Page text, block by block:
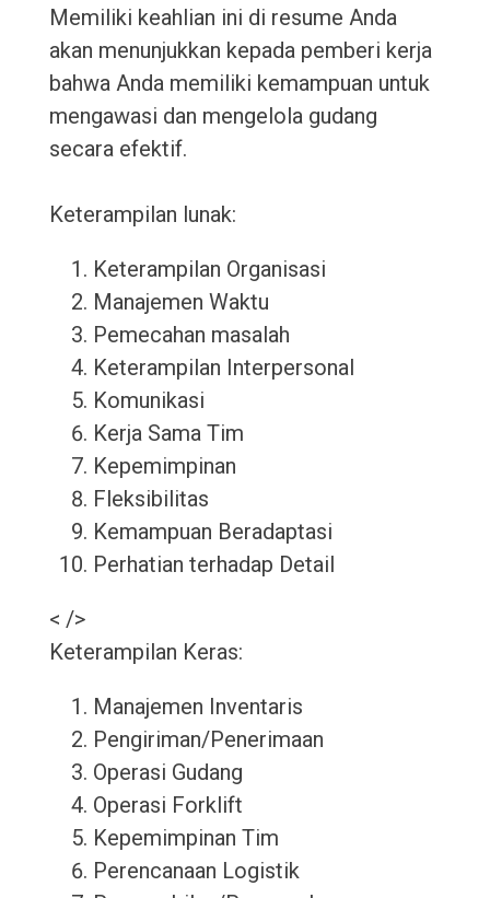
Memiliki keahlian ini di resume Anda
akan menunjukkan kepada pemberi kerja
bahwa Anda memiliki kemampuan untuk
mengawasi dan mengelola gudang
secara efektif.
Keterampilan lunak:
Keterampilan Organisasi
Manajemen Waktu
Pemecahan masalah
Keterampilan Interpersonal
Komunikasi
Kerja Sama Tim
Kepemimpinan
Fleksibilitas
Kemampuan Beradaptasi
Perhatian terhadap Detail
< />
Keterampilan Keras:
Manajemen Inventaris
Pengiriman/Penerimaan
Operasi Gudang
Operasi Forklift
Kepemimpinan Tim
Perencanaan Logistik